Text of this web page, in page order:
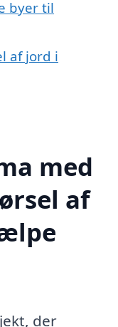
byer til
af jord i
med
af
der